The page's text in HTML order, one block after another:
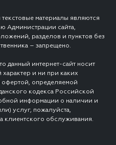
материалы являются
Администрации сайта,
разделов и пунктов без
– запрещено.
данный интернет-сайт носит
и ни при каких
офертой, определяемой
кодекса Российской
информации о наличии и
услуг, пожалуйста,
клиентского обслуживания.